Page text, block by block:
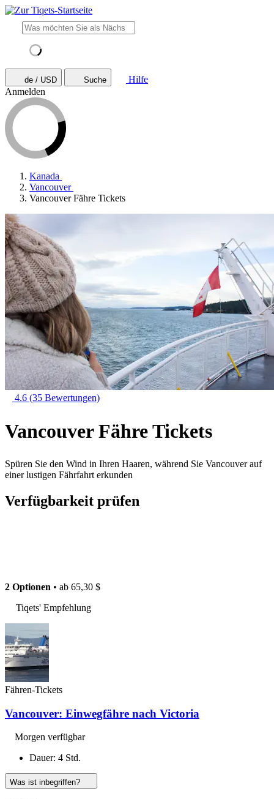
de / USD Suche
Hilfe
Anmelden
Kanada
Vancouver
Vancouver Fähre Tickets
4.6 (35 Bewertungen)
Vancouver Fähre Tickets
Spüren Sie den Wind in Ihren Haaren, während Sie Vancouver auf
einer lustigen Fährfahrt erkunden
Verfügbarkeit prüfen
2 Optionen • ab 65,30 $
Tiqets' Empfehlung
Fähren-Tickets
Vancouver: Einwegfähre nach Victoria
Morgen verfügbar
Dauer: 4 Std.
Was ist inbegriffen?